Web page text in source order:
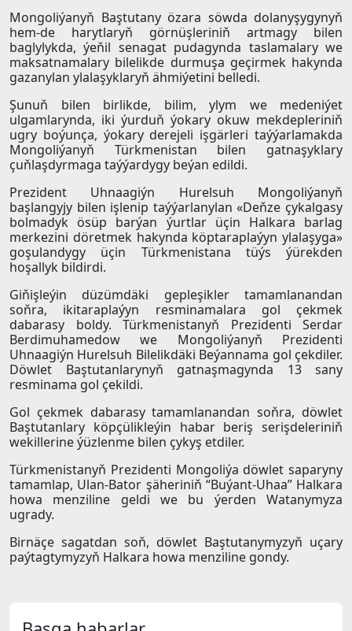
Mongoliýanyň Baştutany özara söwda dolanyşygynyň
hem-de harytlaryň görnüşleriniň artmagy bilen
baglylykda, ýeňil senagat pudagynda taslamalary we
maksatnamalary bilelikde durmuşa geçirmek hakynda
gazanylan ylalaşyklaryň ähmiýetini belledi.
Şunuň bilen birlikde, bilim, ylym we medeniýet
ulgamlarynda, iki ýurduň ýokary okuw mekdepleriniň
ugry boýunça, ýokary derejeli işgärleri taýýarlamakda
Mongoliýanyň Türkmenistan bilen gatnaşyklary
çuňlaşdyrmaga taýýardygy beýan edildi.
Prezident Uhnaagiýn Hurelsuh Mongoliýanyň
başlangyjy bilen işlenip taýýarlanylan «Deňze çykalgasy
bolmadyk ösüp barýan ýurtlar üçin Halkara barlag
merkezini döretmek hakynda köptaraplaýyn ylalaşyga»
goşulandygy üçin Türkmenistana tüýs ýürekden
hoşallyk bildirdi.
Giňişleýin düzümdäki gepleşikler tamamlanandan
soňra, ikitaraplaýyn resminamalara gol çekmek
dabarasy boldy. Türkmenistanyň Prezidenti Serdar
Berdimuhamedow we Mongoliýanyň Prezidenti
Uhnaagiýn Hurelsuh Bilelikdäki Beýannama gol çekdiler.
Döwlet Baştutanlarynyň gatnaşmagynda 13 sany
resminama gol çekildi.
Gol çekmek dabarasy tamamlanandan soňra, döwlet
Baştutanlary köpçülikleýin habar beriş serişdeleriniň
wekillerine ýüzlenme bilen çykyş etdiler.
Türkmenistanyň Prezidenti Mongoliýa döwlet saparyny
tamamlap, Ulan-Bator şäheriniň “Buýant-Uhaa” Halkara
howa menziline geldi we bu ýerden Watanymyza
ugrady.
Birnäçe sagatdan soň, döwlet Baştutanymyzyň uçary
paýtagtymyzyň Halkara howa menziline gondy.